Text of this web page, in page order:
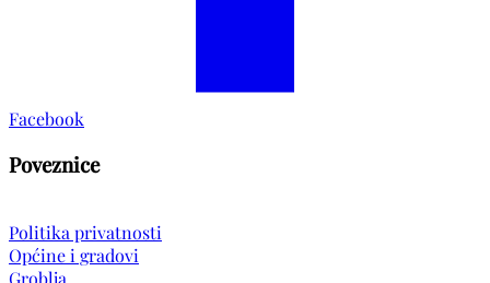
Facebook
Poveznice
Politika privatnosti
Općine i gradovi